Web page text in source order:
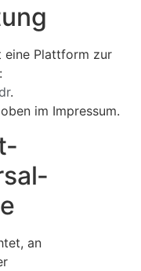
eine Plattform zur
.
im Impressum.
an